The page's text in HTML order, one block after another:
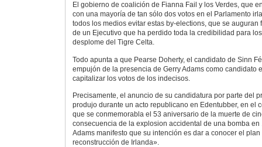
El gobierno de coalición de Fianna Fail y los Verdes, que
con una mayoría de tan sólo dos votos en el Parlamento
todos los medios evitar estas by-elections, que se
de un Ejecutivo que ha perdido toda la credibilidad para
desplome del Tigre Celta.
Todo apunta a que Pearse Doherty, el candidato de Sinn
empujón de la presencia de Gerry Adams como candidato
capitalizar los votos de los indecisos.
Precisamente, el anuncio de su candidatura por parte del
produjo durante un acto republicano en Edentubber, en el
que se conmemorabla el 53 aniversario de la muerte de
consecuencia de la explosion accidental de una bomba en
Adams manifesto que su intención es dar a conocer el
reconstrucción de Irlanda».